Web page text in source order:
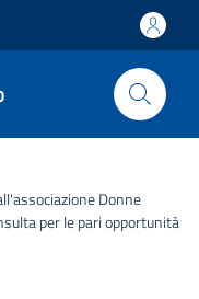
Donne
per le pari opportunità